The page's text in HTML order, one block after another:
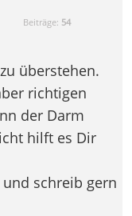
Beiträge: 54
überstehen.
richtigen
der Darm
hilft es Dir
schreib gern